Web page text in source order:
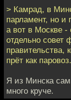
> Камрад, в
парламент, но и
а вот в Москве -
отдельно совет
правительства,
прёт как паровоз.
Я из Минска
много круче.